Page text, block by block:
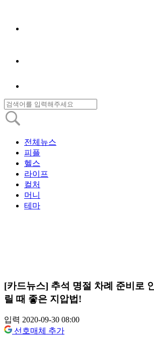
전체뉴스
피플
헬스
라이프
컬처
머니
테마
[카드뉴스] 추석 명절 차례 준비로
릴 때 좋은 지압법!
입력 2020-09-30 08:00
선호매체 추가